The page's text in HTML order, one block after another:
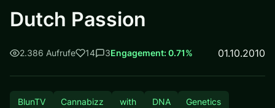
Dutch Passion
2.386 Aufrufe 14 3Engagement: 0.71% 01.10.2010
BlunTV Cannabizz with DNA Genetics